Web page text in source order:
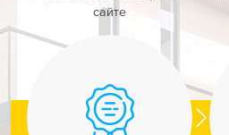
сайте